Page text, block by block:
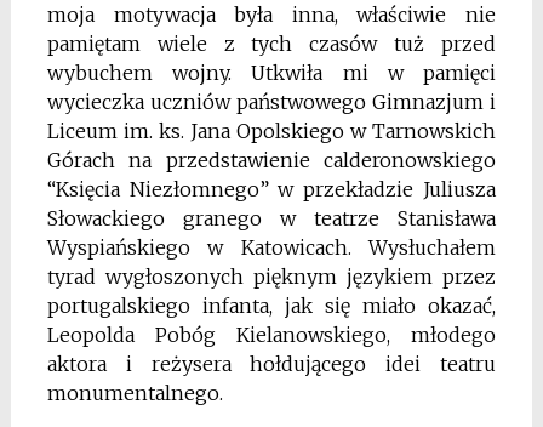
moja motywacja była inna, właściwie nie
pamiętam wiele z tych czasów tuż przed
wybuchem wojny. Utkwiła mi w pamięci
wycieczka uczniów państwowego Gimnazjum i
Liceum im. ks. Jana Opolskiego w Tarnowskich
Górach na przedstawienie calderonowskiego
“Księcia Niezłomnego” w przekładzie Juliusza
Słowackiego granego w teatrze Stanisława
Wyspiańskiego w Katowicach. Wysłuchałem
tyrad wygłoszonych pięknym językiem przez
portugalskiego infanta, jak się miało okazać,
Leopolda Pobóg Kielanowskiego, młodego
aktora i reżysera hołdującego idei teatru
monumentalnego.